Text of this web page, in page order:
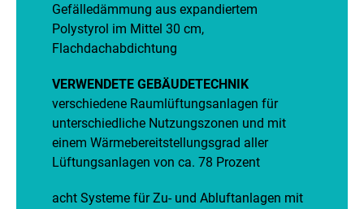
Gefälledämmung aus expandiertem
Polystyrol im Mittel 30 cm,
Flachdachabdichtung
VERWENDETE GEBÄUDETECHNIK
verschiedene Raumlüftungsanlagen für
unterschiedliche Nutzungszonen und mit
einem Wärmebereitstellungsgrad aller
Lüftungsanlagen von ca. 78 Prozent
acht Systeme für Zu- und Abluftanlagen mit